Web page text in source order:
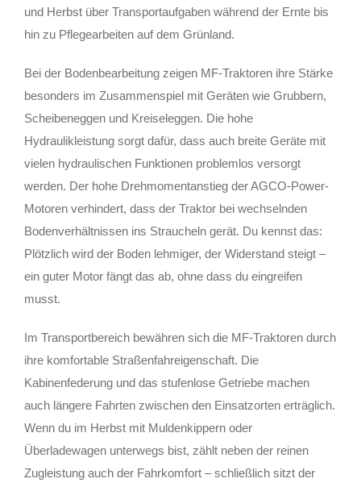
und Herbst über Transportaufgaben während der Ernte bis
hin zu Pflegearbeiten auf dem Grünland.
Bei der Bodenbearbeitung zeigen MF-Traktoren ihre Stärke
besonders im Zusammenspiel mit Geräten wie Grubbern,
Scheibeneggen und Kreiseleggen. Die hohe
Hydraulikleistung sorgt dafür, dass auch breite Geräte mit
vielen hydraulischen Funktionen problemlos versorgt
werden. Der hohe Drehmomentanstieg der AGCO-Power-
Motoren verhindert, dass der Traktor bei wechselnden
Bodenverhältnissen ins Straucheln gerät. Du kennst das:
Plötzlich wird der Boden lehmiger, der Widerstand steigt –
ein guter Motor fängt das ab, ohne dass du eingreifen
musst.
Im Transportbereich bewähren sich die MF-Traktoren durch
ihre komfortable Straßenfahreigenschaft. Die
Kabinenfederung und das stufenlose Getriebe machen
auch längere Fahrten zwischen den Einsatzorten erträglich.
Wenn du im Herbst mit Muldenkippern oder
Überladewagen unterwegs bist, zählt neben der reinen
Zugleistung auch der Fahrkomfort – schließlich sitzt der